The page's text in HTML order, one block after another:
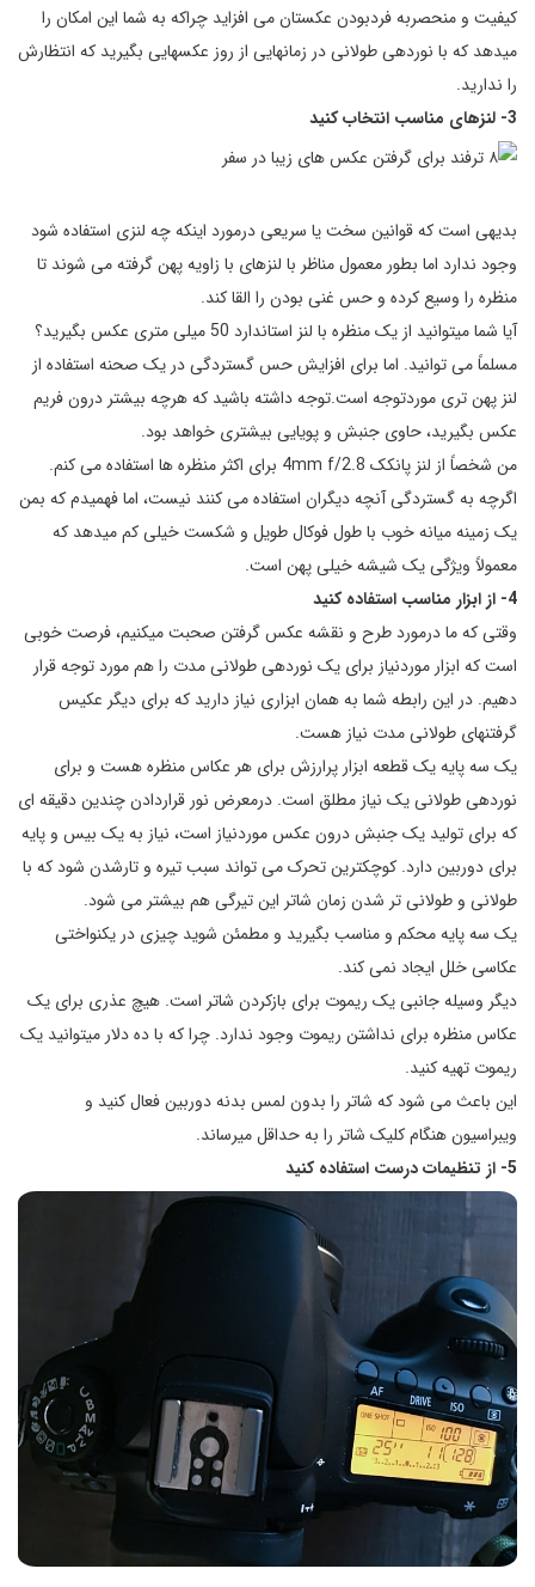
کیفیت و منحصربه فردبودن عکستان می افزاید چراکه به شما این امکان را
می­دهد که با نوردهی طولانی در زمانهایی از روز عکسهایی بگیرید که انتظارش
را ندارید.
3- لنزهای مناسب انتخاب کنید
بدیهی است که قوانین سخت یا سریعی درمورد اینکه چه لنزی استفاده شود
وجود ندارد اما بطور معمول مناظر با لنزهای با زاویه پهن گرفته می شوند تا
منظره را وسیع کرده و حس غنی بودن را القا کند.
آیا شما می­توانید از یک منظره با لنز استاندارد 50 میلی متری عکس بگیرید؟
مسلماً می توانید. اما برای افزایش حس گستردگی در یک صحنه استفاده از
لنز پهن تری موردتوجه است.توجه داشته باشید که هرچه بیشتر درون فریم
عکس بگیرید، حاوی جنبش و پویایی بیشتری خواهد بود.
من شخصاً از لنز پانکک 4mm f/2.8 برای اکثر منظره ها استفاده می کنم.
اگرچه به گستردگی آنچه دیگران استفاده می کنند نیست، اما فهمیدم که بمن
یک زمینه میانه خوب با طول فوکال طویل و شکست خیلی کم می­دهد که
معمولاً ویژگی یک شیشه خیلی پهن است.
4- از ابزار مناسب استفاده کنید
وقتی که ما درمورد طرح و نقشه عکس گرفتن صحبت می­کنیم، فرصت خوبی
است که ابزار موردنیاز برای یک نوردهی طولانی مدت را هم مورد توجه قرار
دهیم. در این رابطه شما به همان ابزاری نیاز دارید که برای دیگر عکیس
گرفتن­های طولانی مدت نیاز هست.
یک سه پایه یک قطعه ابزار پرارزش برای هر عکاس منظره هست و برای
نوردهی طولانی یک نیاز مطلق است. درمعرض نور قراردادن چندین دقیقه ای
که برای تولید یک جنبش درون عکس موردنیاز است، نیاز به یک بیس و پایه
برای دوربین دارد. کوچکترین تحرک می تواند سبب تیره و تارشدن شود که با
طولانی و طولانی تر شدن زمان شاتر این تیرگی هم بیشتر می شود.
یک سه پایه محکم و مناسب بگیرید و مطمئن شوید چیزی در یکنواختی
عکاسی خلل ایجاد نمی کند.
دیگر وسیله جانبی یک ریموت برای بازکردن شاتر است. هیچ عذری برای یک
عکاس منظره برای نداشتن ریموت وجود ندارد. چرا که با ده دلار میتوانید یک
ریموت تهیه کنید.
این باعث می شود که شاتر را بدون لمس بدنه دوربین فعال کنید و
ویبراسیون هنگام کلیک شاتر را به حداقل می­رساند.
5- از تنظیمات درست استفاده کنید